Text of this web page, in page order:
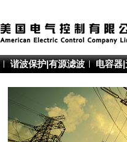
谐波保护|有源滤波 电容器